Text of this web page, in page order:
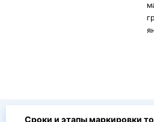
Сроки и этапы маркировки